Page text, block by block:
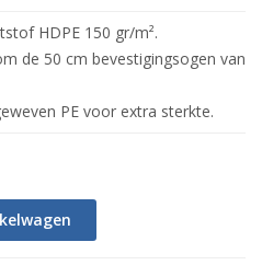
HDPE 150 gr/m².
de 50 cm bevestigingsogen van
PE voor extra sterkte.